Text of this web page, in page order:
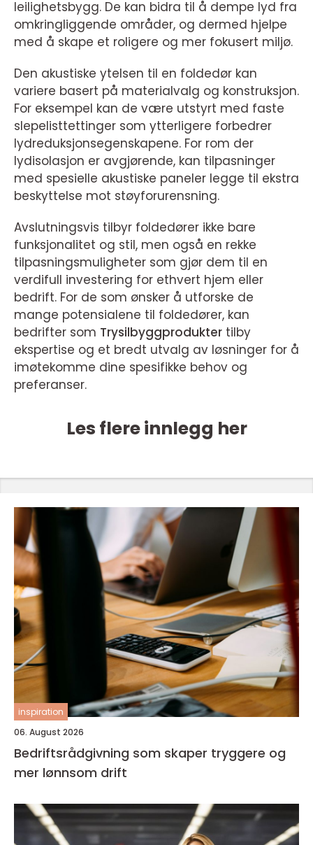
leilighetsbygg. De kan bidra til å dempe lyd fra
omkringliggende områder, og dermed hjelpe
med å skape et roligere og mer fokusert miljø.
Den akustiske ytelsen til en foldedør kan
variere basert på materialvalg og konstruksjon.
For eksempel kan de være utstyrt med faste
slepelisttettinger som ytterligere forbedrer
lydreduksjonsegenskapene. For rom der
lydisolasjon er avgjørende, kan tilpasninger
med spesielle akustiske paneler legge til ekstra
beskyttelse mot støyforurensning.
Avslutningsvis tilbyr foldedører ikke bare
funksjonalitet og stil, men også en rekke
tilpasningsmuligheter som gjør dem til en
verdifull investering for ethvert hjem eller
bedrift. For de som ønsker å utforske de
mange potensialene til foldedører, kan
bedrifter som Trysilbyggprodukter tilby
ekspertise og et bredt utvalg av løsninger for å
imøtekomme dine spesifikke behov og
preferanser.
Les flere innlegg her
inspiration
06. August 2026
Bedriftsrådgivning som skaper tryggere og
mer lønnsom drift